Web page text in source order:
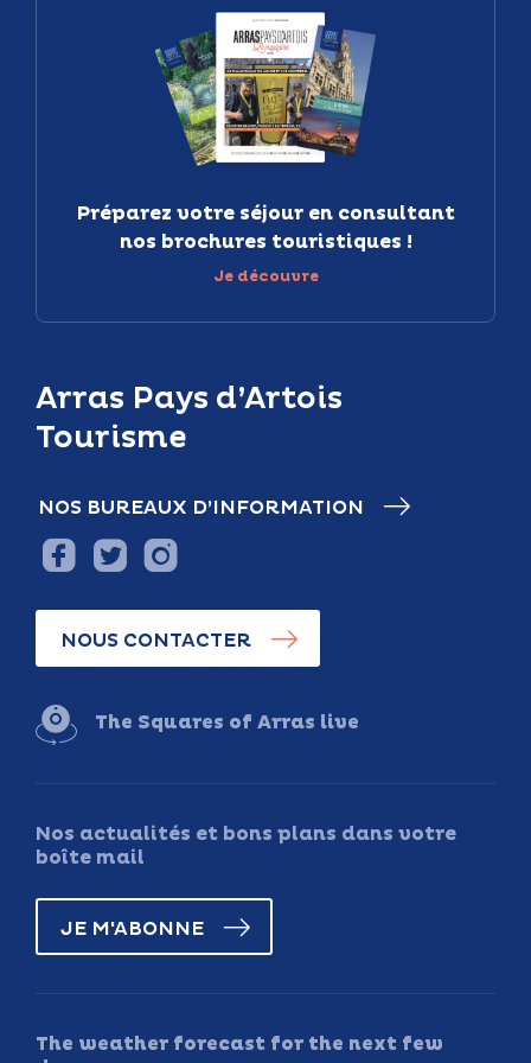
Arras Pays d’Artois
Tourisme
NOS BUREAUX D’INFORMATION
NOUS CONTACTER
The Squares of Arras live
Nos actualités et bons plans dans votre
boîte mail
JE M'ABONNE
The weather forecast for the next few
Préparez votre séjour en consultant
nos brochures touristiques !
Je découvre